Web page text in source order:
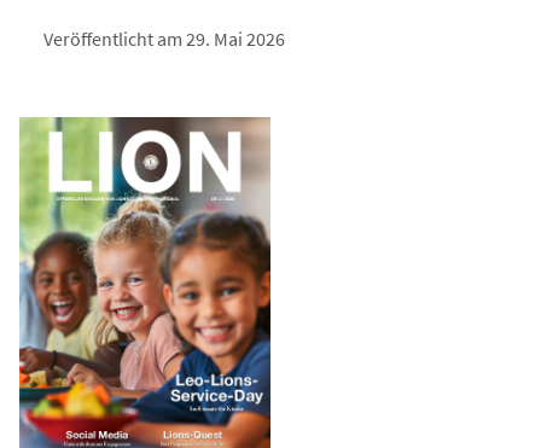
Veröffentlicht am 29. Mai 2026